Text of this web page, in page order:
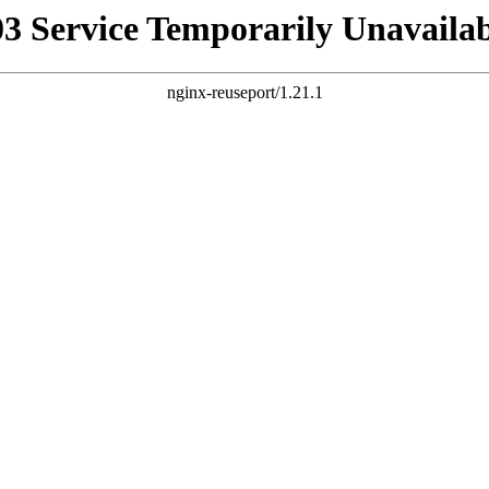
Service Temporarily
nginx-reuseport/1.21.1